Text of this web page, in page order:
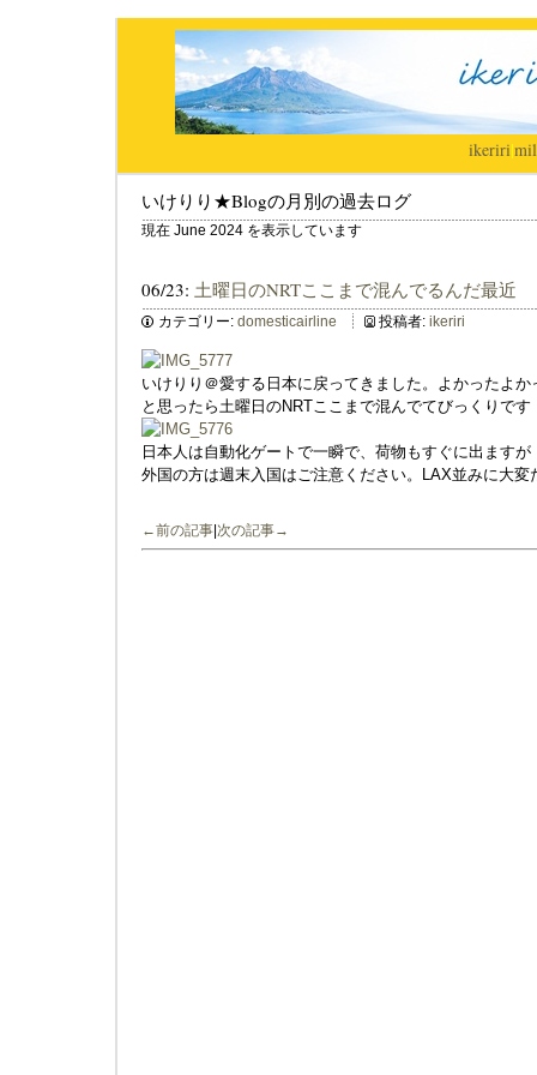
ikeriri|
いけりり★Blogの月別の過去ログ
現在 June 2024 を表示しています
06/23: 土曜日のNRTここまで混んでるんだ最近
カテゴリー: domesticairline 投稿者: ikeriri
いけりり＠愛する日本に戻ってきました。よかったよか
と思ったら土曜日のNRTここまで混んでてびっくりです
日本人は自動化ゲートで一瞬で、荷物もすぐに出ますが
外国の方は週末入国はご注意ください。LAX並みに大変
←前の記事 次の記事→